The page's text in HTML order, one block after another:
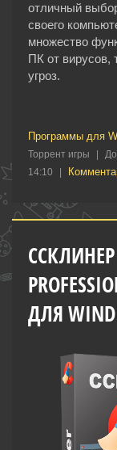
отличный
своего
множество
ПК от вирусов,
угроз.
Программы для
Торрент игры
14:10
ССКЛИНЕР
ДЛЯ